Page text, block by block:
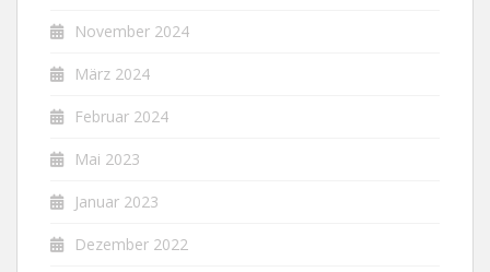
November 2024
März 2024
Februar 2024
Mai 2023
Januar 2023
Dezember 2022